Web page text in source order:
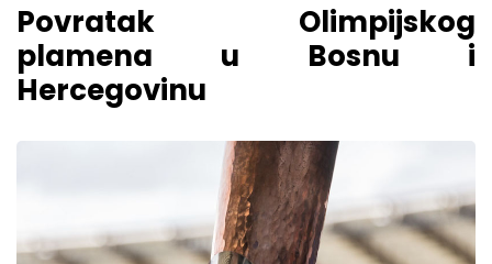
Povratak Olimpijskog
plamena u Bosnu i
Hercegovinu